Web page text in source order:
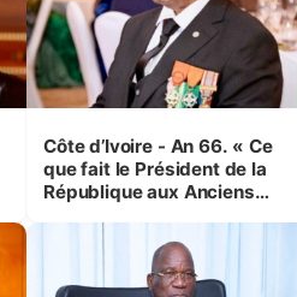
Côte d’Ivoire - An 66. « Ce
que fait le Président de la
République aux Anciens
(Cne Yassoungo Koné ®)